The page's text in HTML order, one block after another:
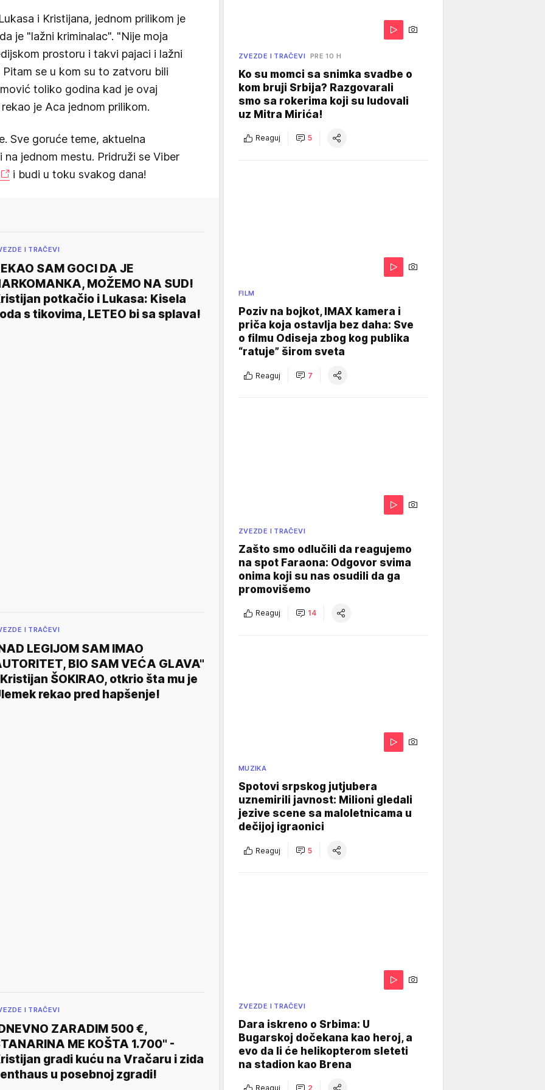
i Kristijana, jednom prilikom je
je "lažni kriminalac". "Nije moja
prostoru i takvi pajaci i lažni
se u kom su to zatvoru bili
toliko godina kad je ovaj
je Aca jednom prilikom.
Sve goruće teme, aktuelna
jednom mestu. Pridruži se Viber
i budi u toku svakog dana!
I TRAČEVI
SAM GOCI DA JE
MOŽEMO NA SUD!
potkačio i Lukasa: Kisela
s tikovima, LETEO bi sa splava!
I TRAČEVI
LEGIJOM SAM IMAO
BIO SAM VEĆA GLAVA"
ŠOKIRAO, otkrio šta mu je
rekao pred hapšenje!
I TRAČEVI
ZARADIM 500 €,
ME KOŠTA 1.700" -
gradi kuću na Vračaru i zida
u posebnoj zgradi!
ZVEZDE I TRAČEVI PRE 10 H
Ko su momci sa snimka svadbe o
kom bruji Srbija? Razgovarali
smo sa rokerima koji su ludovali
uz Mitra Mirića!
Reaguj 5
FILM
Poziv na bojkot, IMAX kamera i
priča koja ostavlja bez daha: Sve
o filmu Odiseja zbog kog publika
“ratuje” širom sveta
Reaguj 7
ZVEZDE I TRAČEVI
Zašto smo odlučili da reagujemo
na spot Faraona: Odgovor svima
onima koji su nas osudili da ga
promovišemo
Reaguj 14
MUZIKA
Spotovi srpskog jutjubera
uznemirili javnost: Milioni gledali
jezive scene sa maloletnicama u
dečijoj igraonici
Reaguj 5
ZVEZDE I TRAČEVI
Dara iskreno o Srbima: U
Bugarskoj dočekana kao heroj, a
evo da li će helikopterom sleteti
na stadion kao Brena
Reaguj 2